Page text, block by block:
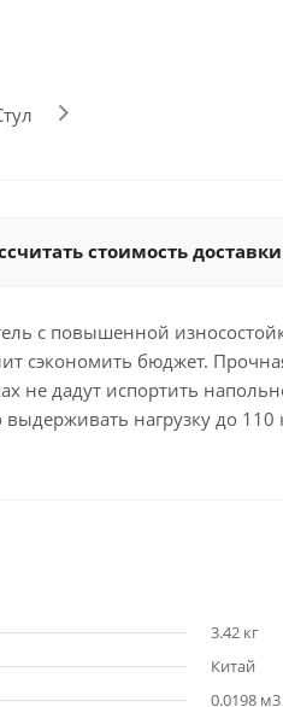
стоимость доставки
с повышенной
сэкономить бюджет.
не дадут испортить
нагрузку до 110
3.42 кг
Китай
0.0198 м3